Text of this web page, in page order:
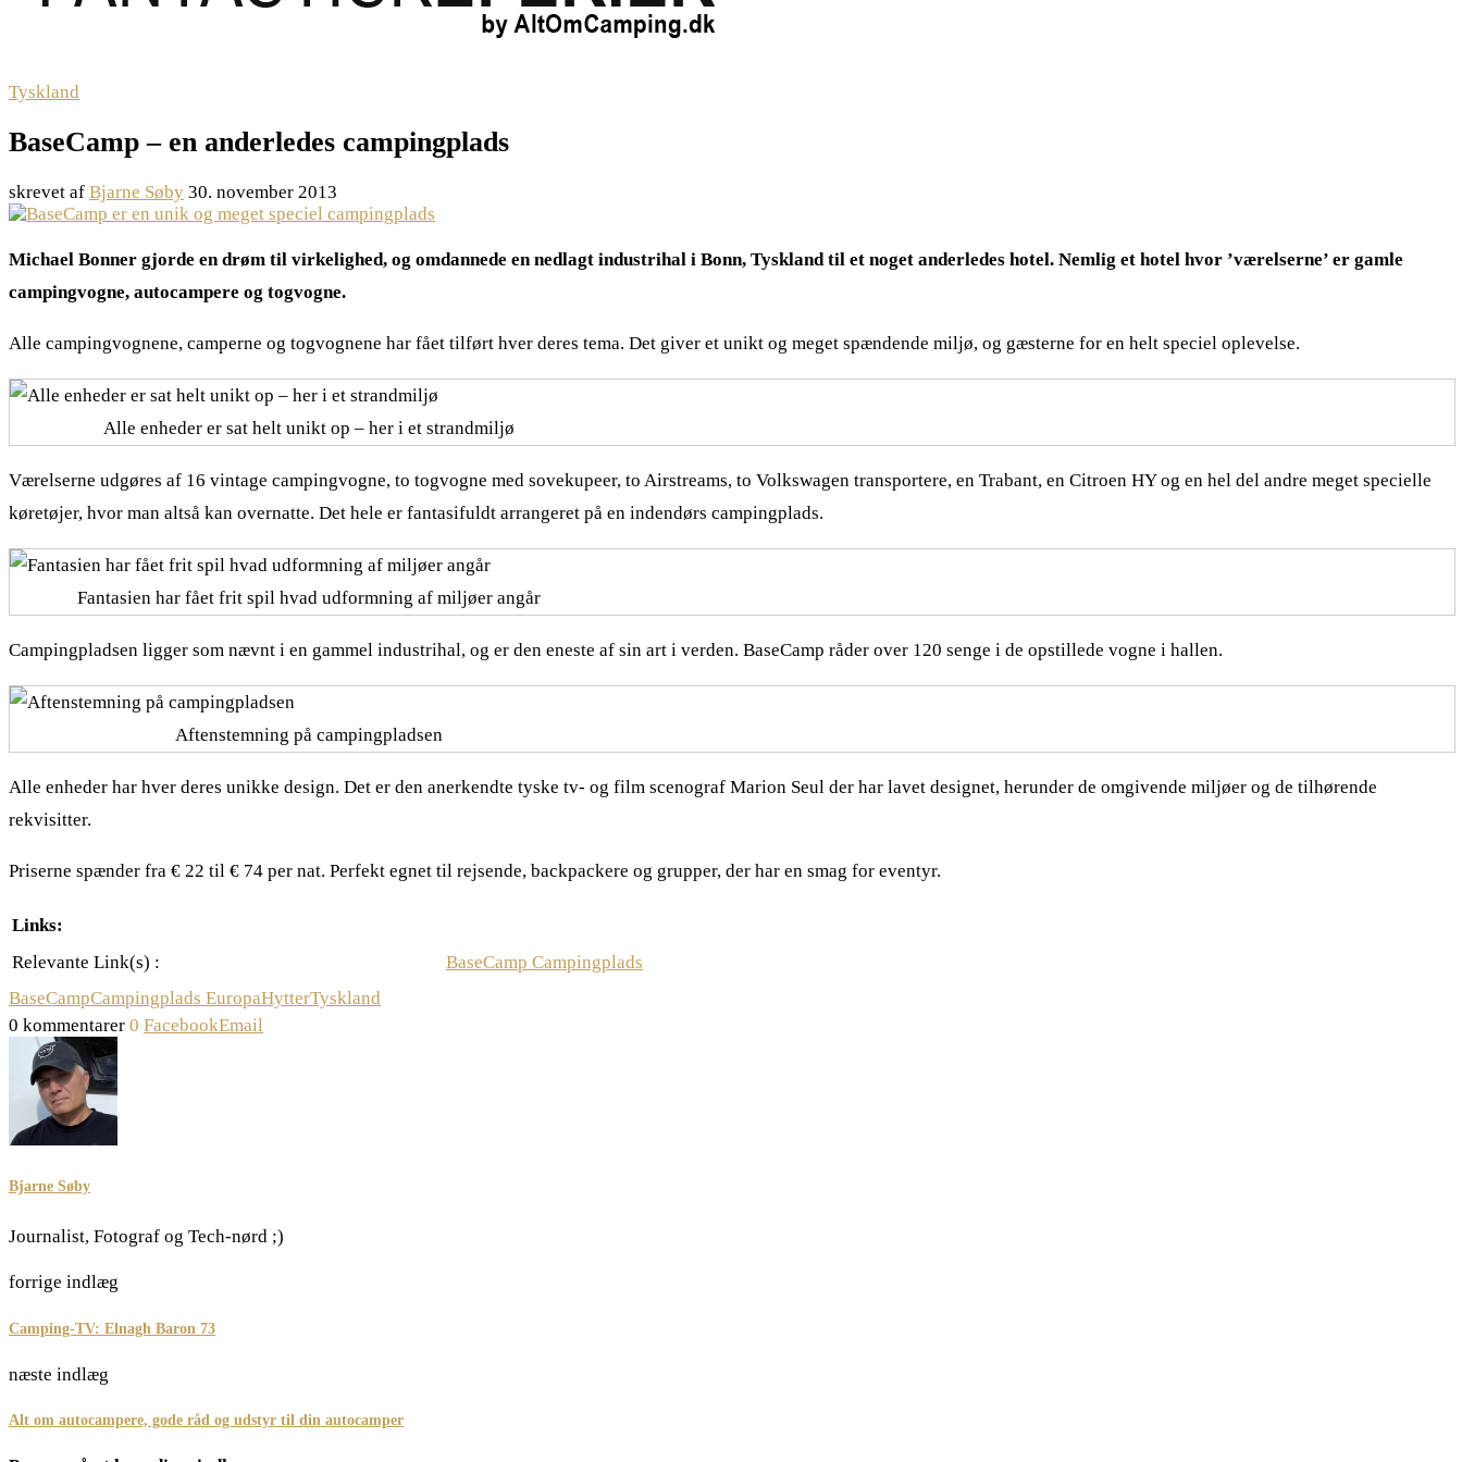
Tyskland
BaseCamp – en anderledes campingplads
skrevet af Bjarne Søby 30. november 2013
Michael Bonner gjorde en drøm til virkelighed, og omdannede en nedlagt industrihal i Bonn, Tyskland til et noget anderledes hotel. Nemlig et hotel hvor ’værelserne’ er gamle
campingvogne, autocampere og togvogne.
Alle campingvognene, camperne og togvognene har fået tilført hver deres tema. Det giver et unikt og meget spændende miljø, og gæsterne for en helt speciel oplevelse.
Alle enheder er sat helt unikt op – her i et strandmiljø
Værelserne udgøres af 16 vintage campingvogne, to togvogne med sovekupeer, to Airstreams, to Volkswagen transportere, en Trabant, en Citroen HY og en hel del andre meget specielle
køretøjer, hvor man altså kan overnatte. Det hele er fantasifuldt arrangeret på en indendørs campingplads.
Fantasien har fået frit spil hvad udformning af miljøer angår
Campingpladsen ligger som nævnt i en gammel industrihal, og er den eneste af sin art i verden. BaseCamp råder over 120 senge i de opstillede vogne i hallen.
Aftenstemning på campingpladsen
Alle enheder har hver deres unikke design. Det er den anerkendte tyske tv- og film scenograf Marion Seul der har lavet designet, herunder de omgivende miljøer og de tilhørende
rekvisitter.
Priserne spænder fra € 22 til € 74 per nat. Perfekt egnet til rejsende, backpackere og grupper, der har en smag for eventyr.
Links:
Relevante Link(s) :
BaseCamp Campingplads
BaseCampCampingplads EuropaHytterTyskland
0 kommentarer 0 FacebookEmail
Bjarne Søby
Journalist, Fotograf og Tech-nørd ;)
forrige indlæg
Camping-TV: Elnagh Baron 73
næste indlæg
Alt om autocampere, gode råd og udstyr til din autocamper